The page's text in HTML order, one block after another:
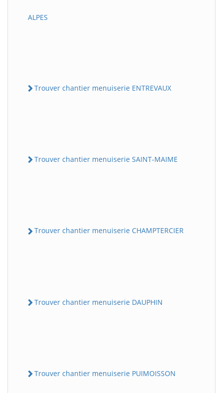
ALPES
Trouver chantier menuiserie ENTREVAUX
Trouver chantier menuiserie SAINT-MAIME
Trouver chantier menuiserie CHAMPTERCIER
Trouver chantier menuiserie DAUPHIN
Trouver chantier menuiserie PUIMOISSON